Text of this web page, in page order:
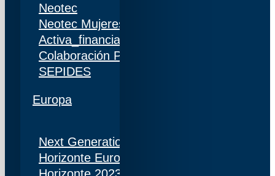
Neotec
Neotec Mujeres
Activa_financiación (IDI)
Colaboración Público-Privada (CPP)
SEPIDES
Europa
Next Generation
Horizonte Europa
Horizonte 2023